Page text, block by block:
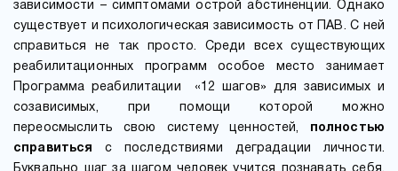
зависимости – симптомами острой абстиненции. Однако
существует и психологическая зависимость от ПАВ. С ней
справиться не так просто. Среди всех существующих
реабилитационных программ особое место занимает
Программа реабилитации «12 шагов» для зависимых и
созависимых, при помощи которой можно
переосмыслить свою систему ценностей,
полностью
справиться
с последствиями деградации личности.